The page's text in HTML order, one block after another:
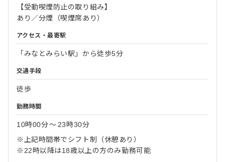
【受動喫煙防止の取り組み】
あり／分煙（喫煙席あり）
アクセス・最寄駅
「みなとみらい駅」から徒歩5分
交通手段
徒歩
勤務時間
10時00分〜 23時30分
※上記時間帯でシフト制（休憩あり）
※22時以降は18歳以上の方のみ勤務可能